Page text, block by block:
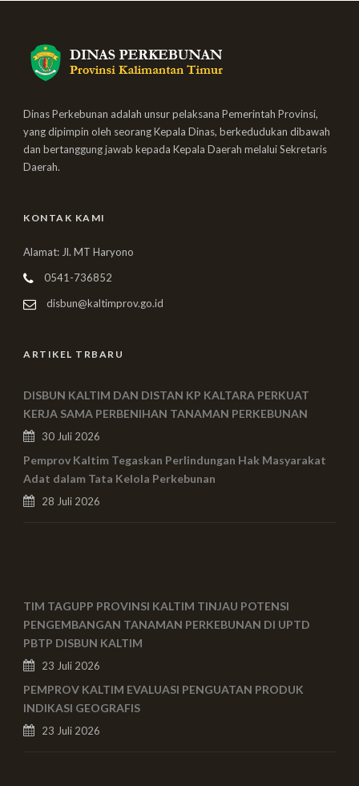
Dinas Perkebunan adalah unsur pelaksana Pemerintah Provinsi,
yang dipimpin oleh seorang Kepala Dinas, berkedudukan dibawah
dan bertanggung jawab kepada Kepala Daerah melalui Sekretaris
Daerah.
KONTAK KAMI
Alamat: Jl. MT Haryono
0541-736852
disbun@kaltimprov.go.id
ARTIKEL TRBARU
DISBUN KALTIM DAN DISTAN KP KALTARA PERKUAT
KERJA SAMA PERBENIHAN TANAMAN PERKEBUNAN
30 Juli 2026
Pemprov Kaltim Tegaskan Perlindungan Hak Masyarakat
Adat dalam Tata Kelola Perkebunan
28 Juli 2026
TIM TAGUPP PROVINSI KALTIM TINJAU POTENSI
PENGEMBANGAN TANAMAN PERKEBUNAN DI UPTD
PBTP DISBUN KALTIM
23 Juli 2026
PEMPROV KALTIM EVALUASI PENGUATAN PRODUK
INDIKASI GEOGRAFIS
23 Juli 2026